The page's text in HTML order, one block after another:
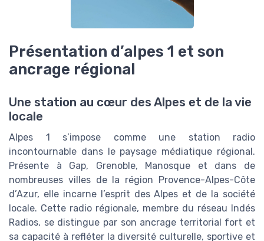
Présentation d’alpes 1 et son
ancrage régional
Une station au cœur des Alpes et de la vie
locale
Alpes 1 s’impose comme une station radio
incontournable dans le paysage médiatique régional.
Présente à Gap, Grenoble, Manosque et dans de
nombreuses villes de la région Provence-Alpes-Côte
d’Azur, elle incarne l’esprit des Alpes et de la société
locale. Cette radio régionale, membre du réseau Indés
Radios, se distingue par son ancrage territorial fort et
sa capacité à refléter la diversité culturelle, sportive et